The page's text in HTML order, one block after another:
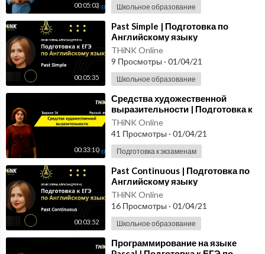
00:05:03 Школьное образование
00:05:35
⁣Past Simple | Подготовка по
Английскому языку
THiNK Online
9 Просмотры · 01/04/21
Школьное образование
00:33:10
⁣Средства художественной
выразительности | Подготовка к
ЕГЭ по Русскому языку
THiNK Online
41 Просмотры · 01/04/21
Подготовка к экзаменам
00:03:52
⁣Past Continuous | Подготовка по
Английскому языку
THiNK Online
16 Просмотры · 01/04/21
Школьное образование
⁣Программирование на языке